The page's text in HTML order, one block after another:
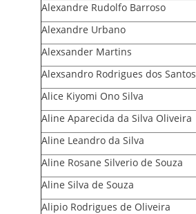
Alexandre Rudolfo Barroso
Alexandre Urbano
Alexsander Martins
Alexsandro Rodrigues dos Santos
Alice Kiyomi Ono Silva
Aline Aparecida da Silva Oliveira
Aline Leandro da Silva
Aline Rosane Silverio de Souza
Aline Silva de Souza
Alipio Rodrigues de Oliveira